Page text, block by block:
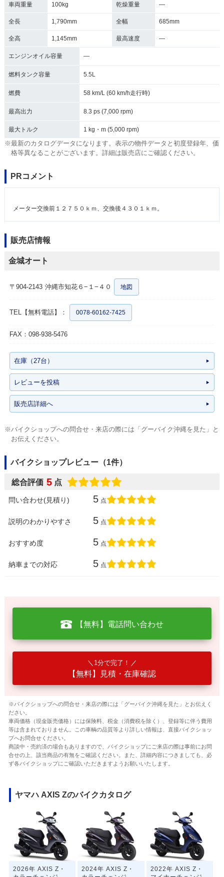
車両重量 100kg 乾燥重量 ―
全長 1,790mm 全幅 685mm
全高 1,145mm 最高速度 ―
エンジンオイル容量 ―
燃料タンク容量 5.5L
燃費 58 km/L (60 km/h走行時)
最高出力 8.3 ps (7,000 rpm)
最大トルク 1 kg・m (5,000 rpm)
※最新のカタログデータになります。表示の物件データと初度登録年、価
格等異なることがございます。詳細は販売店にご確認ください。
PRコメント
メーター交換前１２７５０ｋｍ、交換後４３０１ｋｍ。
販売店情報
金城オート
〒904-2143 沖縄市知花６−１−４０ 地図
TEL【無料電話】： 0078-60162-7425
FAX：098-938-5476
在庫（27台）
レビューを投稿
販売店詳細へ
※バイクショップへの問合せ・来店の際には「グーバイク沖縄を見た」と
お伝えください。
バイクショップレビュー（1件）
総合評価 5 点
問い合わせ(見積り) 5 点
説明のわかりやすさ 5 点
おすすめ度 5 点
納車までの対応 5 点
【無料】電話問い合わせ
1分で完了！
【無料】見積・在庫確認
※バイクショップへの問合せ・来店の際には「グーバイク沖縄を見た」とお伝えく
ださい。
車両価格（現金販売価格）には保険料、税金（消費税を除く）、登録等に伴う費用
等は含まれておりません。この車輌の品質等より詳しい情報は、直接バイクショッ
プへお問合せください。
商談中・売約済の場合もありますので、バイクショップにご来店の際は事前にお問
合せの上、該当商品の有無をご確認ください。また、詳細内容につきましても、必
ず各バイクショップにご確認いただきますようお願いいたします。
ヤマハ AXIS Zのバイクカタログ
2026年 AXIS Z・
2024年 AXIS Z・
2022年 AXIS Z・